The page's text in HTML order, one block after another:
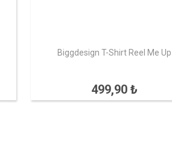
Biggdesign T-Shirt Reel Me Up
499,90 ₺